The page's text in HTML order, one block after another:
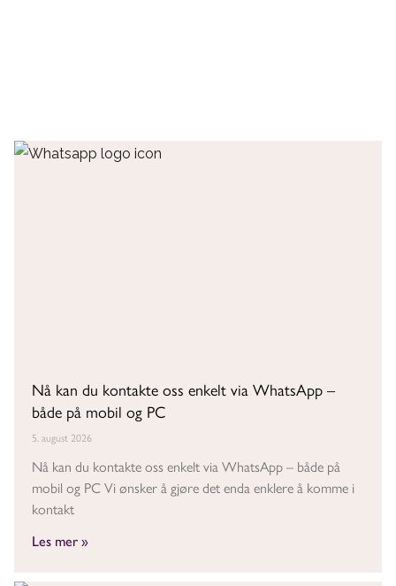
Nå kan du kontakte oss enkelt via WhatsApp –
både på mobil og PC
5. august 2026
Nå kan du kontakte oss enkelt via WhatsApp – både på
mobil og PC Vi ønsker å gjøre det enda enklere å komme i
kontakt
Les mer »